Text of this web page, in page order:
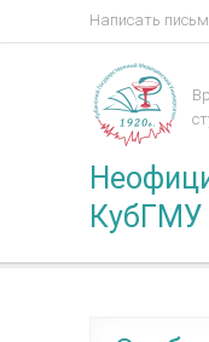
Написать
КубГМУ